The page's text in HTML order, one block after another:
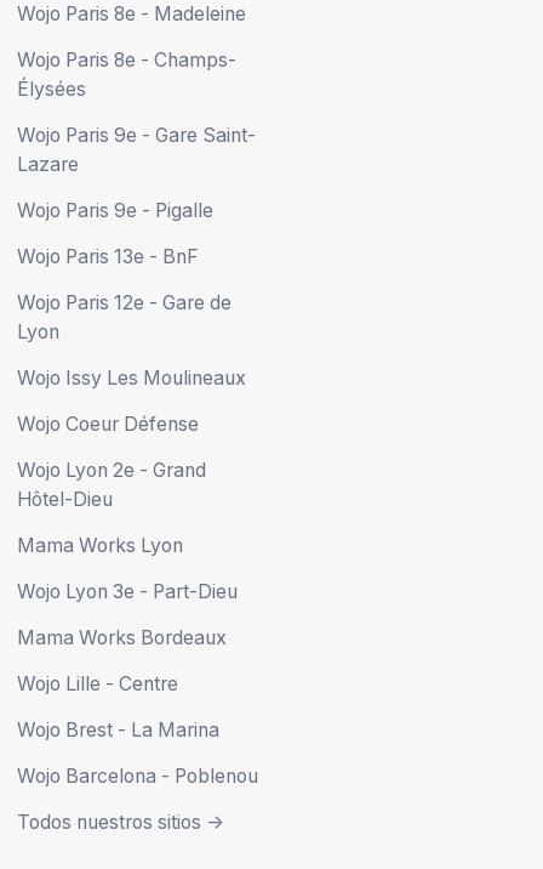
Wojo Paris 8e - Madeleine
Wojo Paris 8e - Champs-
Élysées
Wojo Paris 9e - Gare Saint-
Lazare
Wojo Paris 9e - Pigalle
Wojo Paris 13e - BnF
Wojo Paris 12e - Gare de
Lyon
Wojo Issy Les Moulineaux
Wojo Coeur Défense
Wojo Lyon 2e - Grand
Hôtel-Dieu
Mama Works Lyon
Wojo Lyon 3e - Part-Dieu
Mama Works Bordeaux
Wojo Lille - Centre
Wojo Brest - La Marina
Wojo Barcelona - Poblenou
Todos nuestros sitios ->